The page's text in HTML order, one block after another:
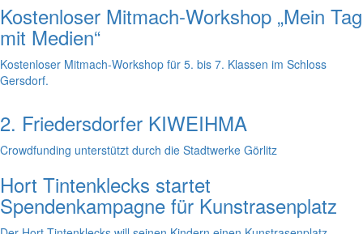
Kostenloser Mitmach-Workshop „Mein Tag
mit Medien“
Kostenloser Mitmach-Workshop für 5. bis 7. Klassen im Schloss
Gersdorf.
2. Friedersdorfer KIWEIHMA
Crowdfunding unterstützt durch die Stadtwerke Görlitz
Hort Tintenklecks startet
Spendenkampagne für Kunstrasenplatz